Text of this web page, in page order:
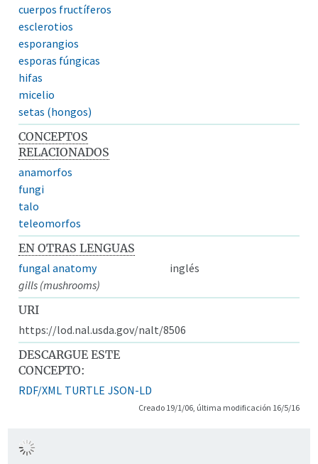
cuerpos fructíferos
esclerotios
esporangios
esporas fúngicas
hifas
micelio
setas (hongos)
CONCEPTOS
RELACIONADOS
anamorfos
fungi
talo
teleomorfos
EN OTRAS LENGUAS
fungal anatomy
inglés
gills (mushrooms)
URI
https://lod.nal.usda.gov/nalt/8506
DESCARGUE ESTE
CONCEPTO:
RDF/XML TURTLE JSON-LD
Creado 19/1/06, última modificación 16/5/16